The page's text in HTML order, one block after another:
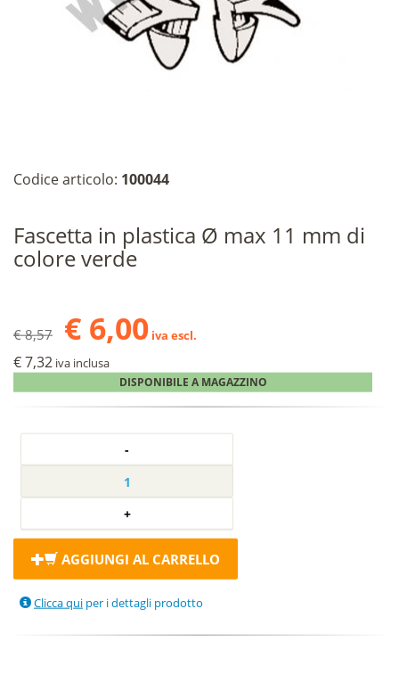
Codice articolo: 100044
Fascetta in plastica Ø max 11 mm di
colore verde
€ 8,57 € 6,00 iva escl.
€ 7,32 iva inclusa
DISPONIBILE A MAGAZZINO
AGGIUNGI AL CARRELLO
Clicca qui per i dettagli prodotto